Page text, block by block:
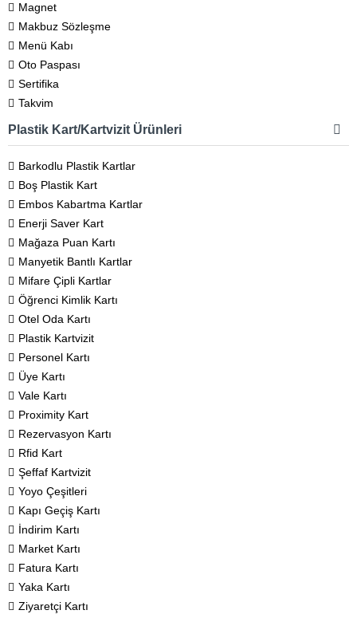
Magnet
Makbuz Sözleşme
Menü Kabı
Oto Paspası
Sertifika
Takvim
Plastik Kart/Kartvizit Ürünleri
Barkodlu Plastik Kartlar
Boş Plastik Kart
Embos Kabartma Kartlar
Enerji Saver Kart
Mağaza Puan Kartı
Manyetik Bantlı Kartlar
Mifare Çipli Kartlar
Öğrenci Kimlik Kartı
Otel Oda Kartı
Plastik Kartvizit
Personel Kartı
Üye Kartı
Vale Kartı
Proximity Kart
Rezervasyon Kartı
Rfid Kart
Şeffaf Kartvizit
Yoyo Çeşitleri
Kapı Geçiş Kartı
İndirim Kartı
Market Kartı
Fatura Kartı
Yaka Kartı
Ziyaretçi Kartı